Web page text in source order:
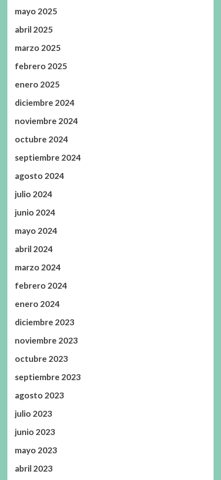
mayo 2025
abril 2025
marzo 2025
febrero 2025
enero 2025
diciembre 2024
noviembre 2024
octubre 2024
septiembre 2024
agosto 2024
julio 2024
junio 2024
mayo 2024
abril 2024
marzo 2024
febrero 2024
enero 2024
diciembre 2023
noviembre 2023
octubre 2023
septiembre 2023
agosto 2023
julio 2023
junio 2023
mayo 2023
abril 2023